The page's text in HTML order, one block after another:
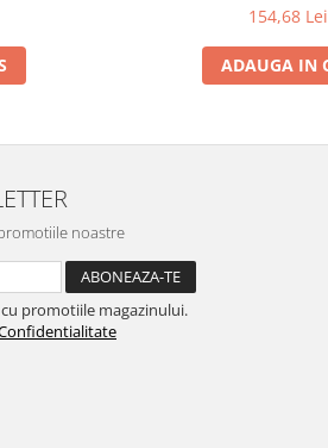
154,68 Lei
ADAUGA IN
noastre
promotiile magazinului.